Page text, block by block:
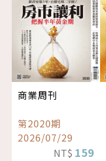
商業周刊
第2020期
2026/07/29
NT$ 159